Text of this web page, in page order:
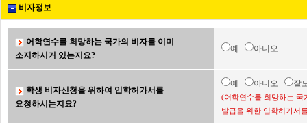
비자정보
어학연수를 희망하는 국가의 비자를 이미
소지하시거 있는지요?
예 아니오
학생 비자신청을 위하여 입학허가서를
요청하시는지요?
예 아니오 잘
(어학연수를 희망하는 국
발급을 위한 입학허가서